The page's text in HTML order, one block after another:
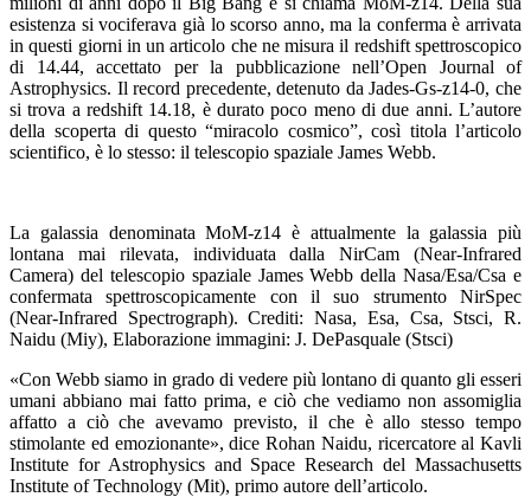
esistenza si vociferava già lo scorso anno, ma la conferma è arrivata
in questi giorni in un articolo che ne misura il redshift spettroscopico
di 14.44, accettato per la pubblicazione nell’Open Journal of
Astrophysics. Il record precedente, detenuto da Jades-Gs-z14-0, che
si trova a redshift 14.18, è durato poco meno di due anni. L’autore
della scoperta di questo “miracolo cosmico”, così titola l’articolo
scientifico, è lo stesso: il telescopio spaziale James Webb.
La galassia denominata MoM-z14 è attualmente la galassia più
lontana mai rilevata, individuata dalla NirCam (Near-Infrared
Camera) del telescopio spaziale James Webb della Nasa/Esa/Csa e
confermata spettroscopicamente con il suo strumento NirSpec
(Near-Infrared Spectrograph). Crediti: Nasa, Esa, Csa, Stsci, R.
Naidu (Miy), Elaborazione immagini: J. DePasquale (Stsci)
«Con Webb siamo in grado di vedere più lontano di quanto gli esseri
umani abbiano mai fatto prima, e ciò che vediamo non assomiglia
affatto a ciò che avevamo previsto, il che è allo stesso tempo
stimolante ed emozionante», dice Rohan Naidu, ricercatore al Kavli
Institute for Astrophysics and Space Research del Massachusetts
Institute of Technology (Mit), primo autore dell’articolo.